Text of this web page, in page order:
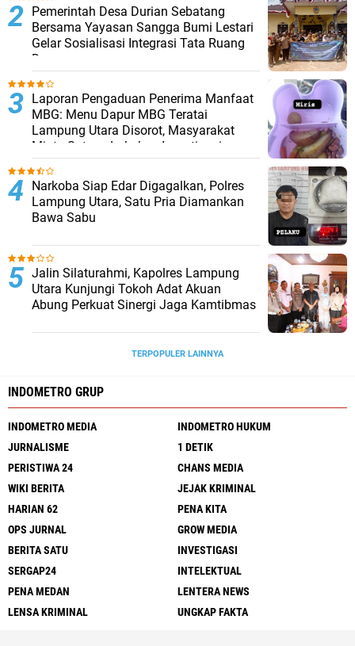
Pemerintah Desa Durian Sebatang
Bersama Yayasan Sangga Bumi Lestari
Gelar Sosialisasi Integrasi Tata Ruang
Desa
Laporan Pengaduan Penerima Manfaat
MBG: Menu Dapur MBG Teratai
Lampung Utara Disorot, Masyarakat
Minta Satgas Lakukan Investigasi
Narkoba Siap Edar Digagalkan, Polres
Lampung Utara, Satu Pria Diamankan
Bawa Sabu
Jalin Silaturahmi, Kapolres Lampung
Utara Kunjungi Tokoh Adat Akuan
Abung Perkuat Sinergi Jaga Kamtibmas
TERPOPULER LAINNYA
INDOMETRO GRUP
INDOMETRO MEDIA
INDOMETRO HUKUM
JURNALISME
1 DETIK
PERISTIWA 24
CHANS MEDIA
WIKI BERITA
JEJAK KRIMINAL
HARIAN 62
PENA KITA
OPS JURNAL
GROW MEDIA
BERITA SATU
INVESTIGASI
SERGAP24
INTELEKTUAL
PENA MEDAN
LENTERA NEWS
LENSA KRIMINAL
UNGKAP FAKTA